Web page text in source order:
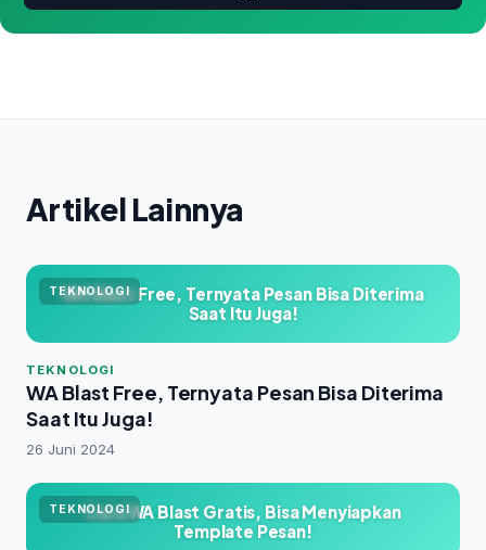
Artikel Lainnya
TEKNOLOGI
WA Blast Free, Ternyata Pesan Bisa Diterima
Saat Itu Juga!
TEKNOLOGI
WA Blast Free, Ternyata Pesan Bisa Diterima
Saat Itu Juga!
26 Juni 2024
TEKNOLOGI
Cara WA Blast Gratis, Bisa Menyiapkan
Template Pesan!